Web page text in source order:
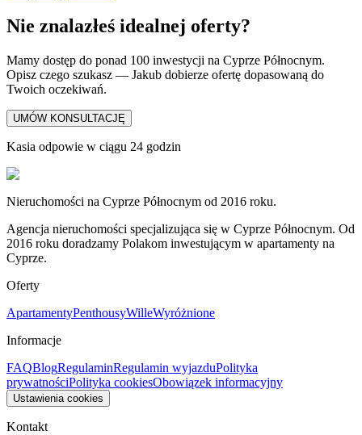
Nie znalazłeś idealnej oferty?
Mamy dostęp do ponad 100 inwestycji na Cyprze Północnym.
Opisz czego szukasz — Jakub dobierze ofertę dopasowaną do
Twoich oczekiwań.
UMÓW KONSULTACJĘ
Kasia odpowie w ciągu 24 godzin
Nieruchomości na Cyprze Północnym od 2016 roku.
Agencja nieruchomości specjalizująca się w Cyprze Północnym. Od
2016 roku doradzamy Polakom inwestującym w apartamenty na
Cyprze.
Oferty
ApartamentyPenthousyWilleWyróżnione
Informacje
FAQBlogRegulaminRegulamin wyjazduPolityka
prywatnościPolityka cookiesObowiązek informacyjny
Ustawienia cookies
Kontakt